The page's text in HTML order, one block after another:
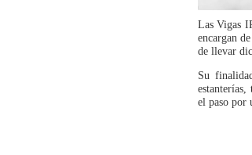
Las Vigas
encargan
de llevar
Su
el paso por